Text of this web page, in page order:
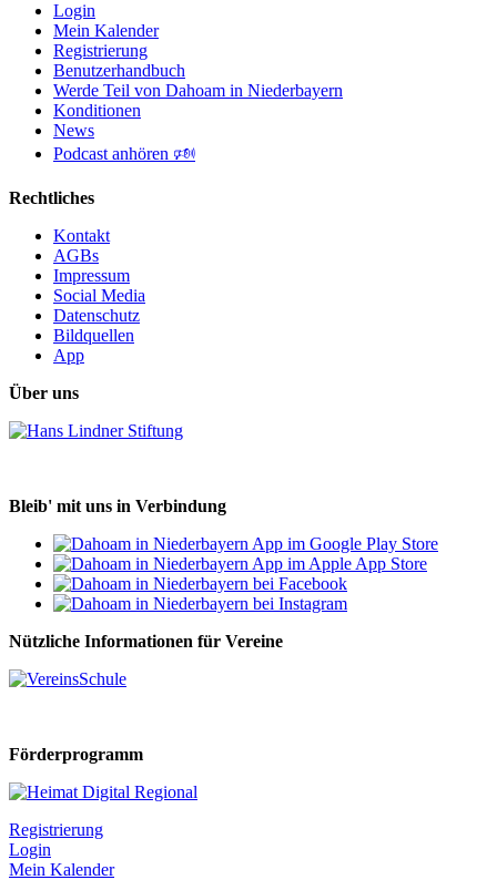
Login
Mein Kalender
Registrierung
Benutzerhandbuch
Werde Teil von Dahoam in Niederbayern
Konditionen
News
Podcast anhören 🕬
Rechtliches
Kontakt
AGBs
Impressum
Social Media
Datenschutz
Bildquellen
App
Über uns
Bleib' mit uns in Verbindung
Nützliche Informationen für Vereine
Förderprogramm
Registrierung
Login
Mein Kalender